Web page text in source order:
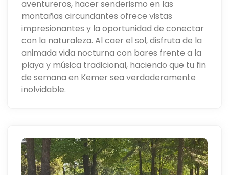
aventureros, hacer senderismo en las
montañas circundantes ofrece vistas
impresionantes y la oportunidad de conectar
con la naturaleza. Al caer el sol, disfruta de la
animada vida nocturna con bares frente a la
playa y música tradicional, haciendo que tu fin
de semana en Kemer sea verdaderamente
inolvidable.